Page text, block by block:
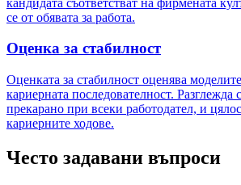
се от обявата за работа.
Оценка за стабилност
Оценката за стабилност оценява
кариерната последователност. Разглежда
прекарано при всеки работодател, и
кариерните ходове.
Често задавани въпроси